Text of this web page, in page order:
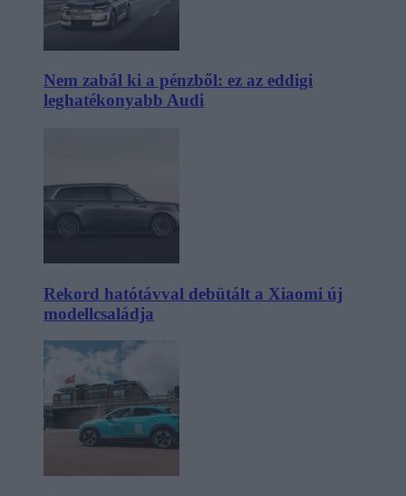
Nem zabál ki a pénzből: ez az eddigi
leghatékonyabb Audi
Rekord hatótávval debütált a Xiaomi új
modellcsaládja